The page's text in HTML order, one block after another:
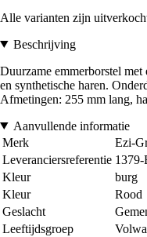
Alle varianten zijn
Beschrijving
Duurzame emmerborstel
en synthetische haren.
Afmetingen: 255 mm lang,
Aanvullende informatie
Merk
Ezi-
Leveranciersreferentie
Kleur
burg
Kleur
Rood
Geslacht
Leeftijdsgroep